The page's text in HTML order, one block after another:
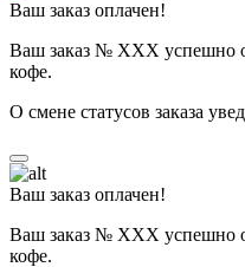
Ваш заказ оплачен!
Ваш заказ № ХХХ успешно
кофе.
О смене статусов заказа
Ваш заказ оплачен!
Ваш заказ № ХХХ успешно
кофе.